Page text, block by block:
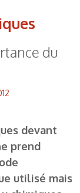
du
devant
prend
utilisé mais